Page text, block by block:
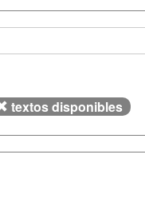
textos disponibles